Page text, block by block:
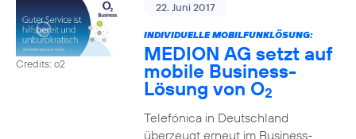
Credits: o2
22. Juni 2017
INDIVIDUELLE MOBILFUNKLÖSUNG:
MEDION AG setzt auf
mobile Business-
Lösung von O2
Telefónica in Deutschland
überzeugt erneut im Business-